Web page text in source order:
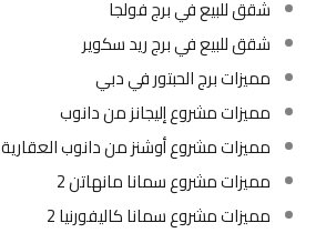
شقق للبيع في برج فولجا
شقق للبيع في برج ريد سكوير
مميزات برج الحبتور في دبي
مميزات مشروع إليجانز من دانوب
مميزات مشروع أوشنز من دانوب العقارية
مميزات مشروع سمانا مانهاتن 2
مميزات مشروع سمانا كاليفورنيا 2